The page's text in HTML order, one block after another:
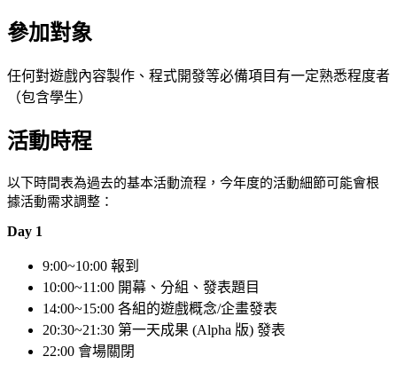
參加對象
任何對遊戲內容製作、程式開發等必備項目有一定熟悉程度者
（包含學生）
活動時程
以下時間表為過去的基本活動流程，今年度的活動細節可能會根
據活動需求調整：
Day 1
9:00~10:00 報到
10:00~11:00 開幕、分組、發表題目
14:00~15:00 各組的遊戲概念/企畫發表
20:30~21:30 第一天成果 (Alpha 版) 發表
22:00 會場關閉